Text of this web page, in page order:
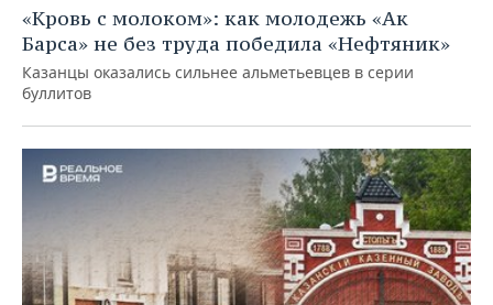
«Кровь с молоком»: как молодежь «Ак
Барса» не без труда победила «Нефтяник»
Казанцы оказались сильнее альметьевцев в серии
буллитов